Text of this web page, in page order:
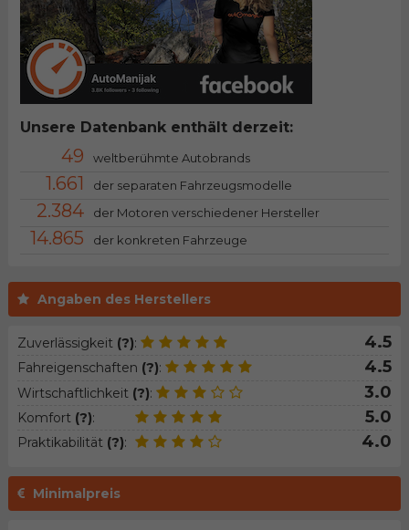
Angaben des Herstellers
Zuverlässigkeit (?): 4.5
Fahreigenschaften (?): 4.5
Wirtschaftlichkeit (?): 3.0
Komfort (?): 5.0
Praktikabilität (?): 4.0
Minimalpreis
Unsere Datenbank enthält derzeit:
49 weltberühmte Autobrands
1.661 der separaten Fahrzeugsmodelle
2.384 der Motoren verschiedener Hersteller
14.865 der konkreten Fahrzeuge